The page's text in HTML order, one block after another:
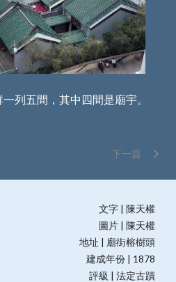
列五間，其中四間是廟宇。
下一篇
文字 | 陳天權
圖片 | 陳天權
地址 | 廟街榕樹頭
建成年份 | 1878
評級 | 法定古蹟